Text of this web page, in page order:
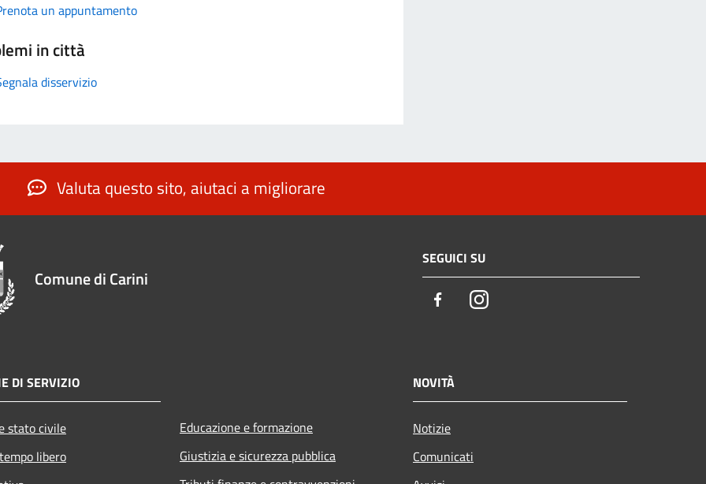
un appuntamento
in città
disservizio
Valuta questo sito, aiutaci a migliorare
Comune di Carini
SEGUICI SU
FacebookInstagram
DI SERVIZIO
stato civile
libero
Educazione e formazione
Giustizia e sicurezza pubblica
NOVITÀ
Notizie
Comunicati